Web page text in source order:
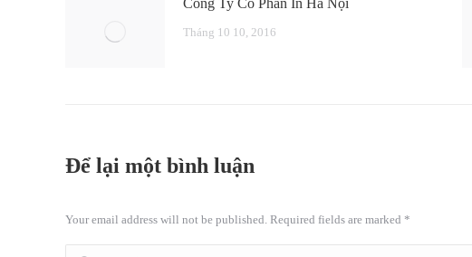
Công Ty Cổ Phần In Hà Nội
Tháng 10 10, 2016
Để lại một bình luận
Your email address will not be published. Required fields are marked *